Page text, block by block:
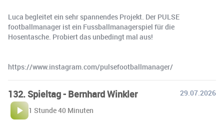
Luca begleitet ein sehr spannendes Projekt. Der PULSE
footballmanager ist ein Fussballmanagerspiel für die
Hosentasche. Probiert das unbedingt mal aus!
https://www.instagram.com/pulsefootballmanager/
132. Spieltag - Bernhard Winkler
29.07.2026
1 Stunde 40 Minuten